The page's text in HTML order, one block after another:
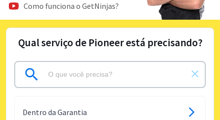
Como funciona o GetNinjas?
Qual serviço de Pioneer está precisando?
Dentro da Garantia